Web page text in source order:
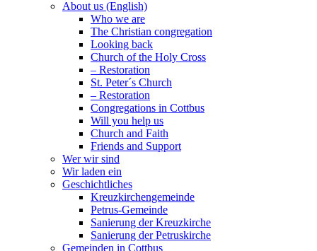
About us (English)
Who we are
The Christian congregation
Looking back
Church of the Holy Cross
– Restoration
St. Peter´s Church
– Restoration
Congregations in Cottbus
Will you help us
Church and Faith
Friends and Support
Wer wir sind
Wir laden ein
Geschichtliches
Kreuzkirchengemeinde
Petrus-Gemeinde
Sanierung der Kreuzkirche
Sanierung der Petruskirche
Gemeinden in Cottbus